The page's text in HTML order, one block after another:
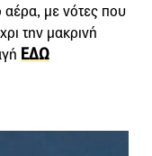
αέρα, με νότες που
την μακρινή
ΕΔΩ